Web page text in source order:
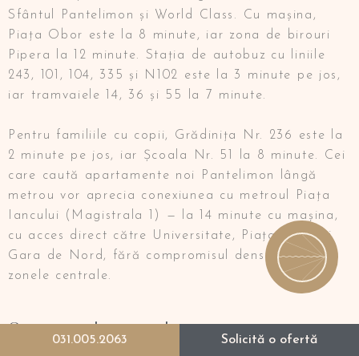
Sfântul Pantelimon și World Class. Cu mașina,
Piața Obor este la 8 minute, iar zona de birouri
Pipera la 12 minute. Stația de autobuz cu liniile
243, 101, 104, 335 și N102 este la 3 minute pe jos,
iar tramvaiele 14, 36 și 55 la 7 minute.
Pentru familiile cu copii, Grădinița Nr. 236 este la
2 minute pe jos, iar Școala Nr. 51 la 8 minute. Cei
care caută apartamente noi Pantelimon lângă
metrou vor aprecia conexiunea cu metroul Piața
Iancului (Magistrala 1) — la 14 minute cu mașina,
cu acces direct către Universitate, Piața Unirii și
Gara de Nord, fără compromisul densității din
zonele centrale.
Concept arhitectural inovator
031.005.2063 Solicită o ofertă